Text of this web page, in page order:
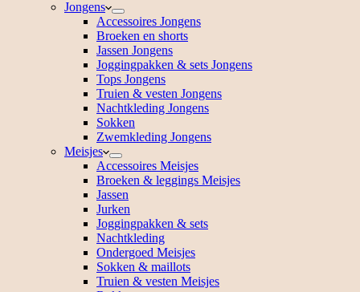
Jongens
Accessoires Jongens
Broeken en shorts
Jassen Jongens
Joggingpakken & sets Jongens
Tops Jongens
Truien & vesten Jongens
Nachtkleding Jongens
Sokken
Zwemkleding Jongens
Meisjes
Accessoires Meisjes
Broeken & leggings Meisjes
Jassen
Jurken
Joggingpakken & sets
Nachtkleding
Ondergoed Meisjes
Sokken & maillots
Truien & vesten Meisjes